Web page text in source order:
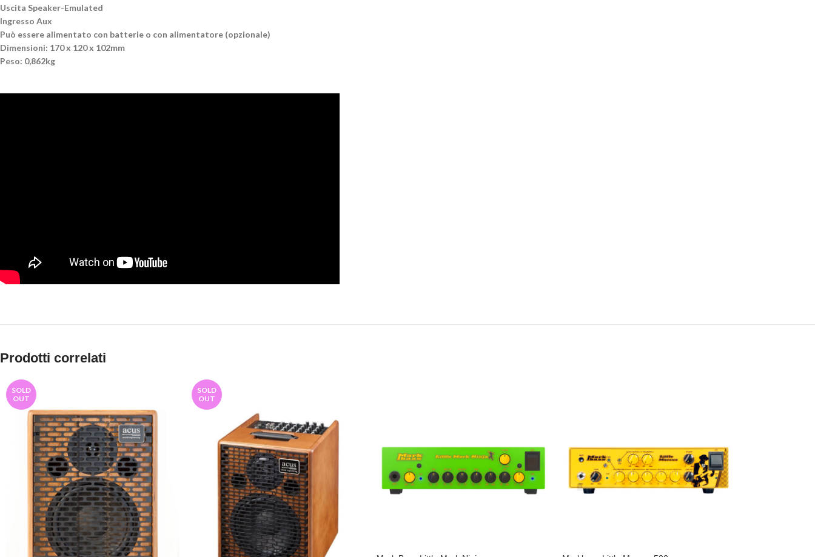
Uscita Speaker-Emulated
Ingresso Aux
Può essere alimentato con batterie o con alimentatore (opzionale)
Dimensioni: 170 x 120 x 102mm
Peso: 0,862kg
Prodotti correlati
SOLD
OUT
SOLD
OUT